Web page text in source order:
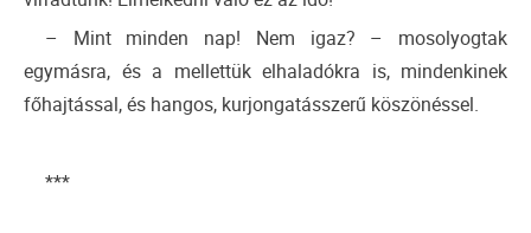
– Mint minden nap! Nem igaz? – mosolyogtak
egymásra, és a mellettük elhaladókra is, mindenkinek
főhajtással, és hangos, kurjongatásszerű köszönéssel.
***